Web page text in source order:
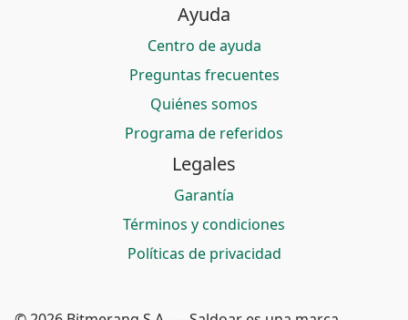
Ayuda
Centro de ayuda
Preguntas frecuentes
Quiénes somos
Programa de referidos
Legales
Garantía
Términos y condiciones
Políticas de privacidad